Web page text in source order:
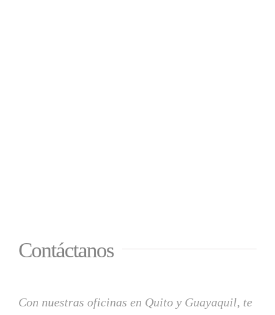
Contáctanos
Con nuestras oficinas en Quito y Guayaquil, te